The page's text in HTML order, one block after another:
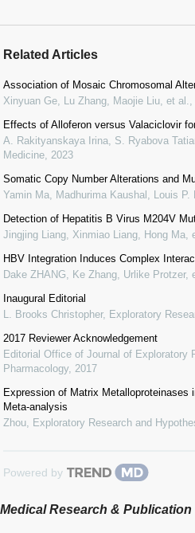
Related Articles
Association of Mosaic Chromosomal
Xinyuan Ge, Lu Zhang, Maojie Liu, et al.
Effects of Alloferon versus Valaciclovir
A. Rakityanskaya Irina, S. Ryabova
Medicine 2023
Somatic Copy Number Alterations and
Yamin Ma, Madhurima Kaushal, Louis P.
Detection of Hepatitis B Virus M204V
Jingjing Liang, Xinmiao Liang, Hong Ma,
HBV Integration Induces Complex
Dake ZHANG, Ke Zhang, Urlike Protzer,
Inaugural Editorial
L. Brooks Christopher, Exploratory
2017 Reviewer Acknowledgement
Editorial Office of Journal of Exploratory
Pharmacology, 2017
Expression of Matrix Metalloproteinases
Meta-analysis
Zhou Exploratory Research and
Powered by
Medical Research & Publication